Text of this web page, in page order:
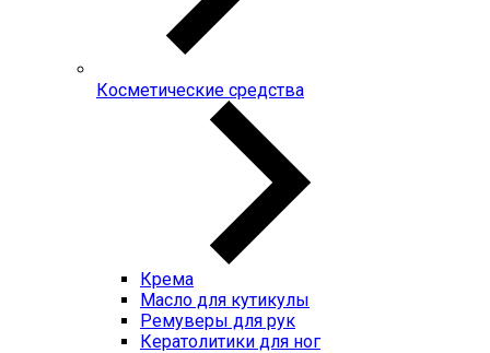
Косметические средства
Крема
Масло для кутикулы
Ремуверы для рук
Кератолитики для ног